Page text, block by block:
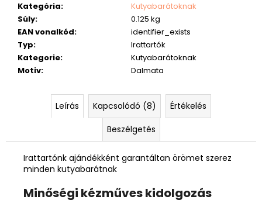
Kategória:
Kutyabarátoknak
Súly:
0.125 kg
EAN vonalkód:
identifier_exists
Typ:
Irattartók
Kategorie:
Kutyabarátoknak
Motiv: Dalmata
Leírás Kapcsolódó (8)
Értékelés
Beszélgetés
Irattartónk ajándékként garantáltan örömet szerez
minden kutyabarátnak
Minőségi kézműves kidolgozás